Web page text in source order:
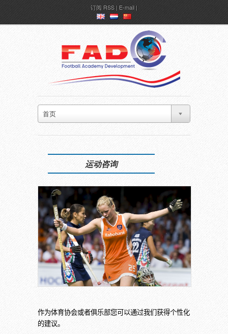
订阅 RSS| E-mail
en
首页
运动咨询
作为体育协会或者俱乐部您可以通过我们获得个性化
的建议。